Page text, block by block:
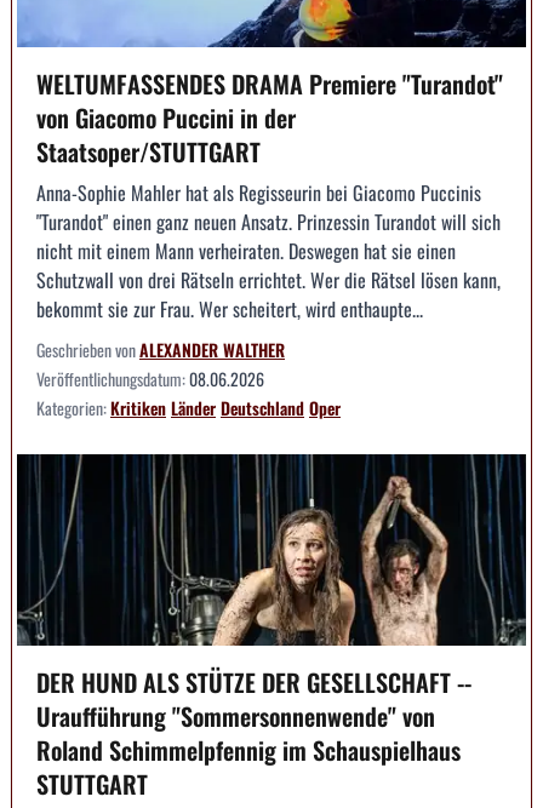
WELTUMFASSENDES DRAMA Premiere "Turandot"
von Giacomo Puccini in der
Staatsoper/STUTTGART
Anna-Sophie Mahler hat als Regisseurin bei Giacomo Puccinis
"Turandot" einen ganz neuen Ansatz. Prinzessin Turandot will sich
nicht mit einem Mann verheiraten. Deswegen hat sie einen
Schutzwall von drei Rätseln errichtet. Wer die Rätsel lösen kann,
bekommt sie zur Frau. Wer scheitert, wird enthaupte...
Geschrieben vonALEXANDER WALTHER
Veröffentlichungsdatum:08.06.2026
Kategorien:KritikenLänderDeutschlandOper
DER HUND ALS STÜTZE DER GESELLSCHAFT --
Uraufführung "Sommersonnenwende" von
Roland Schimmelpfennig im Schauspielhaus
STUTTGART